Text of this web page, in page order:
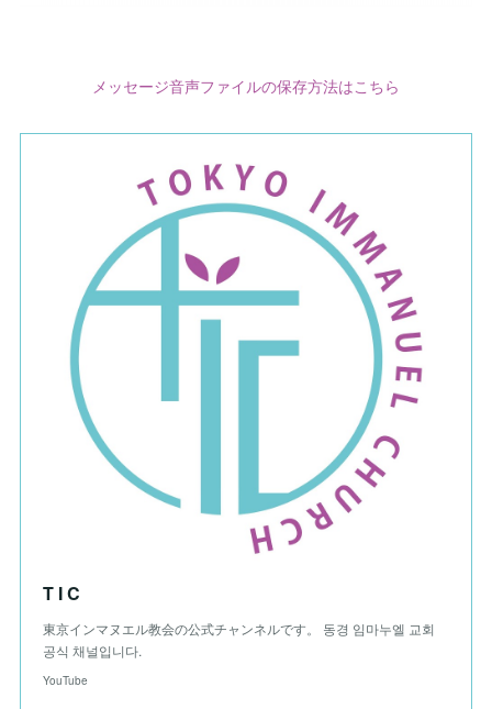
メッセージ音声ファイルの保存方法はこちら
T I C
東京インマヌエル教会の公式チャンネルです。 동경 임마누엘 교회
공식 채널입니다.
YouTube